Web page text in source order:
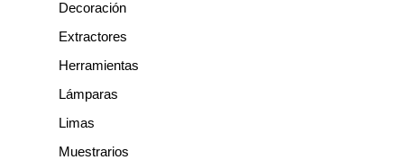
Decoración
Extractores
Herramientas
Lámparas
Limas
Muestrarios